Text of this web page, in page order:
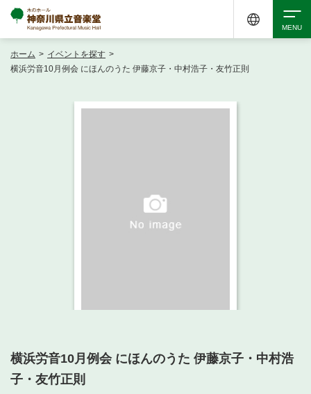
・ フロアマップ
・ よくある質問
・ 空き状況
・ 音楽堂のご案内
神奈川県立音楽堂
ホーム > イベントを探す >
横浜労音10月例会 にほんのうた 伊藤京子・中村浩子・友竹正則
横浜労音10月例会 にほんのうた 伊藤京子・中村浩
子・友竹正則